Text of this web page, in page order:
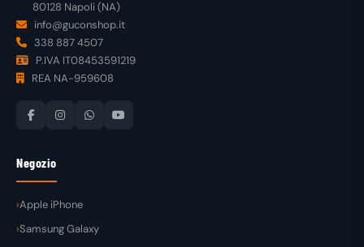
80128 Napoli (NA)
info@guconshop.it
338 887 4507
P.IVA IT08453591219
REA NA-959608
Negozio
Apple iPhone
Samsung Galaxy